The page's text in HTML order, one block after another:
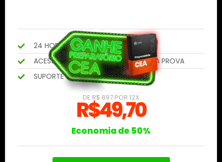
24 HORAS DE VÍDEO AULAS
ACESSE O CONTEÚDO ATÉ PASSAR NA PROVA
SUPORTE COM PROFESSORES CFP®
DE R$ 897 POR 12X
R$49,70
Economia de 50%